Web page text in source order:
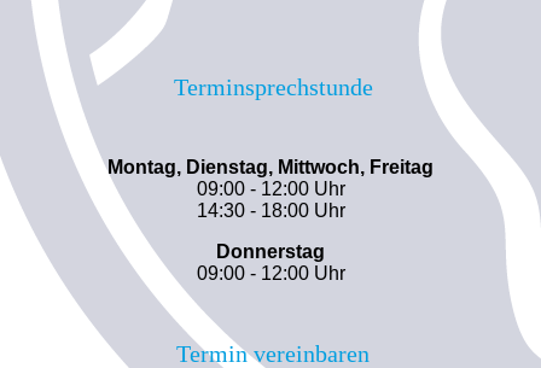
Terminsprechstunde
Montag, Dienstag, Mittwoch, Freitag
09:00 - 12:00 Uhr
14:30 - 18:00 Uhr
Donnerstag
09:00 - 12:00 Uhr
Termin vereinbaren